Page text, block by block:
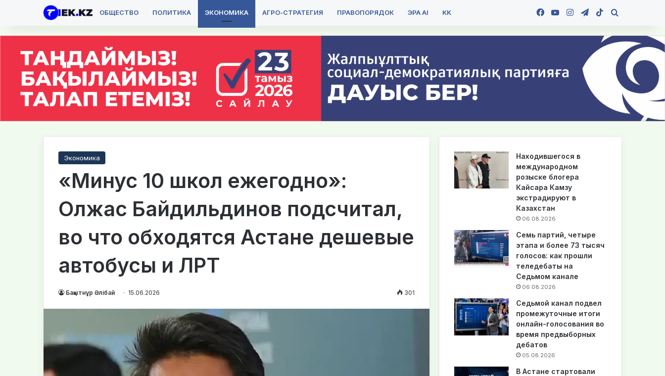
ОБЩЕСТВО ПОЛИТИКА ЭКОНОМИКА АГРО-СТРАТЕГИЯ ПРАВОПОРЯДОК ЭРА AI KK Facebook
YouTubeInstagramTelegram
TikTok
Экономика
«Минус 10 школ ежегодно»:
Олжас Байдильдинов подсчитал,
во что обходятся Астане дешевые
автобусы и ЛРТ
Бақытнұр Әлібай 15.06.2026 301
Находившегося в
международном
розыске блогера
Кайсара Камзу
экстрадируют в
Казахстан
06.08.2026
Семь партий, четыре
этапа и более 73 тысяч
голосов: как прошли
теледебаты на
Седьмом канале
06.08.2026
Седьмой канал подвел
промежуточные итоги
онлайн-голосования во
время предвыборных
дебатов
05.08.2026
В Астане стартовали